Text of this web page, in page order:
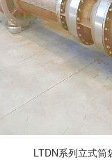
LTDN系列立式筒